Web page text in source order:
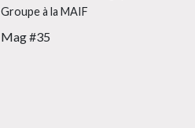
Groupe à la MAIF
Mag #35